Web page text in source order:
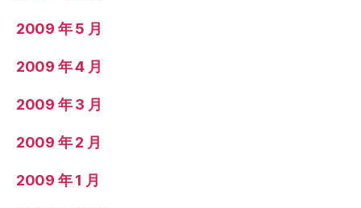
2009 年 5 月
2009 年 4 月
2009 年 3 月
2009 年 2 月
2009 年 1 月